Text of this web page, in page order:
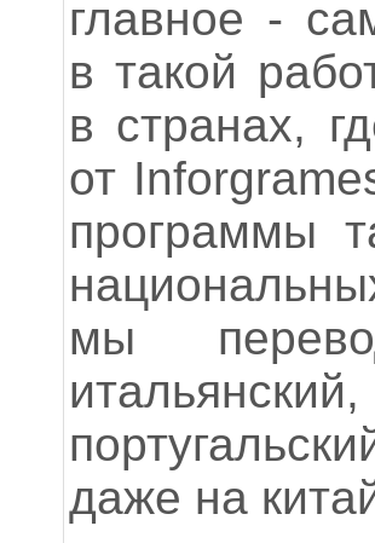
главное -
в такой
в странах,
от
программы
мы
даже на